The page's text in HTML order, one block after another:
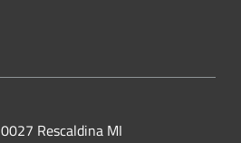
Rescaldina MI